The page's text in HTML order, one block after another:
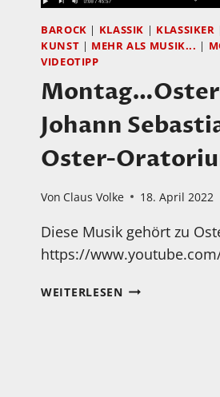
BAROCK | KLASSIK | KLASSIKER
KUNST | MEHR ALS MUSIK... |
VIDEOTIPP
Johann
Oster-
Von Claus Volke 18. April 2022
Diese Musik gehört zu
https://
WEITERLESENMONTAG…